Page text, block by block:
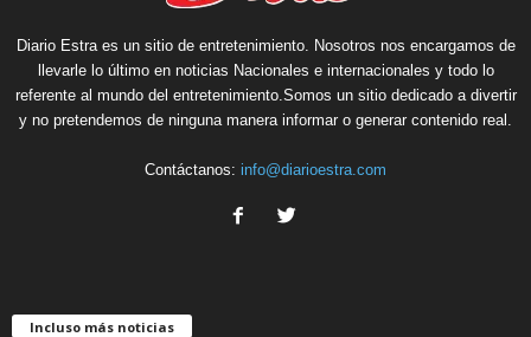
Diario Estra es un sitio de entretenimiento. Nosotros nos encargamos de
llevarle lo último en noticias Nacionales e internacionales y todo lo
referente al mundo del entretenimiento.Somos un sitio dedicado a divertir
y no pretendemos de ninguna manera informar o generar contenido real.
Contáctanos: info@diarioestra.com
Incluso más noticias